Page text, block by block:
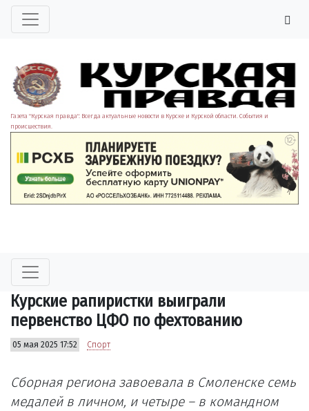
Газета "Курская правда". Всегда актуальные новости в Курске и Курской области. События и
происшествия.
Курские рапиристки выиграли
первенство ЦФО по фехтованию
05 мая 2025 17:52 Спорт
Сборная региона завоевала в Смоленске семь
медалей в личном, и четыре – в командном